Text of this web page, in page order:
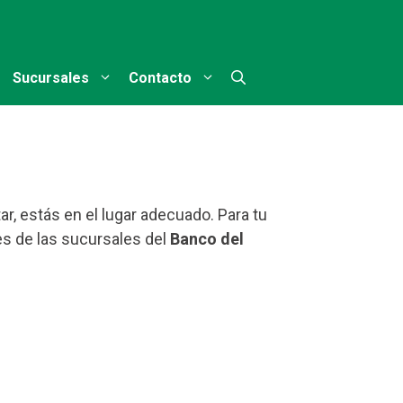
Sucursales Contacto
estás en el lugar adecuado. Para tu
de las sucursales del Banco del